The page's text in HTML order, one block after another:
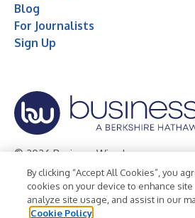
Blog
For Journalists
Sign Up
© 2026 Business Wire, Inc.
Privacy Policy Cookie Policy
Terms of Use
Legal
By clicking “Accept All Cookies”, you
cookies on your device to enhance site
analyze site usage, and assist in our
Cookie Policy